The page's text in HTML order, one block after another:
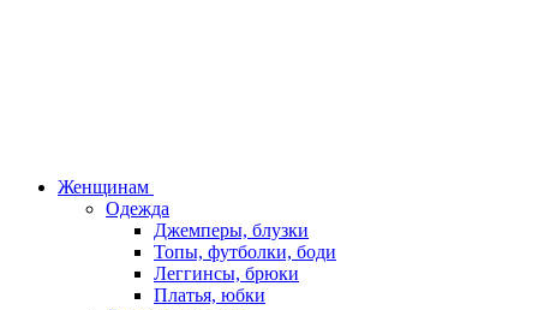
Женщинам
Одежда
Джемперы, блузки
Топы, футболки, боди
Леггинсы, брюки
Платья, юбки